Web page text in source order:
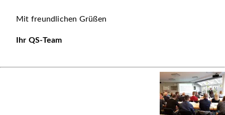
Mit freundlichen Grüßen
Ihr QS-Team